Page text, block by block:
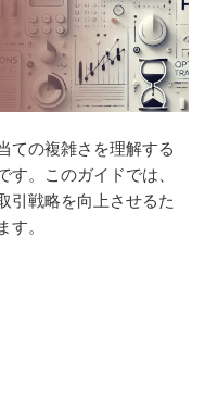
ての複雑さを理解する
す。このガイドでは、
引戦略を向上させるた
す。